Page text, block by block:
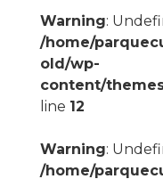
Warning:
/home/
old/wp-
content/
line 12
Warning:
/home/